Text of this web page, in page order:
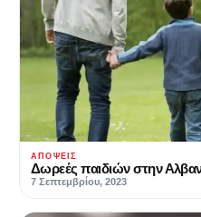
ΑΠΌΨΕΙΣ
Δωρεές παιδιών στην
7 Σεπτεμβρίου, 2023